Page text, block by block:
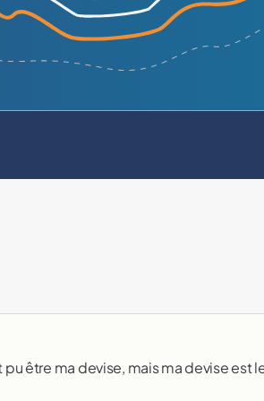
pu être ma devise, mais ma devise est